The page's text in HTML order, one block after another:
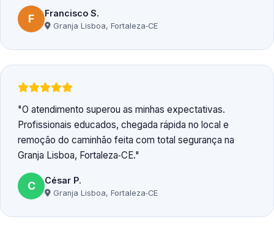
F Francisco S.
Granja Lisboa, Fortaleza‑CE
O atendimento superou as minhas expectativas.
Profissionais educados, chegada rápida no local e
remoção do caminhão feita com total segurança na
Granja Lisboa, Fortaleza‑CE.
C César P.
Granja Lisboa, Fortaleza‑CE